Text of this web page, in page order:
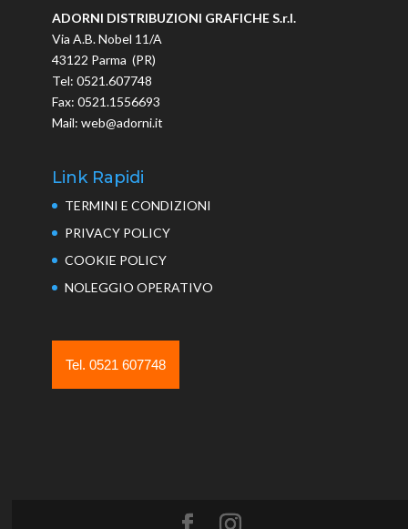
ADORNI DISTRIBUZIONI GRAFICHE S.r.l.
Via A.B. Nobel 11/A
43122 Parma (PR)
Tel: 0521.607748
Fax: 0521.1556693
Mail: web@adorni.it
Link Rapidi
TERMINI E CONDIZIONI
PRIVACY POLICY
COOKIE POLICY
NOLEGGIO OPERATIVO
Tel. 0521 607748